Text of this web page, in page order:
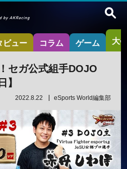
ビュー コラム ゲーム 大
セガ公式組手DOJO
】
2022.8.22 eSports World編集部